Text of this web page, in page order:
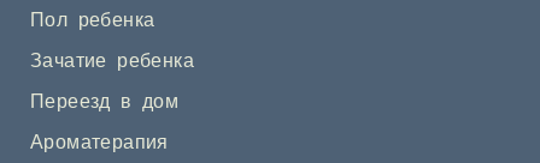
Пол ребенка
Зачатие ребенка
Переезд в дом
Ароматерапия